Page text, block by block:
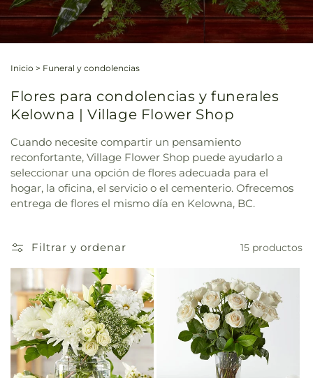
Inicio > Funeral y condolencias
Flores para condolencias y funerales
Kelowna | Village Flower Shop
Cuando necesite compartir un pensamiento
reconfortante, Village Flower Shop puede ayudarlo a
seleccionar una opción de flores adecuada para el
hogar, la oficina, el servicio o el cementerio. Ofrecemos
entrega de flores el mismo día en Kelowna, BC.
Filtrar y ordenar 15 productos